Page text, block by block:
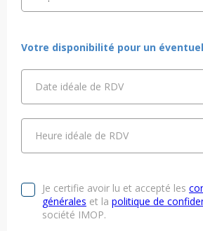
Votre disponibilité pour un
Date idéale de RDV
Heure idéale de RDV
Je certifie avoir lu et accepté les
générales et la politique de
société IMOP.